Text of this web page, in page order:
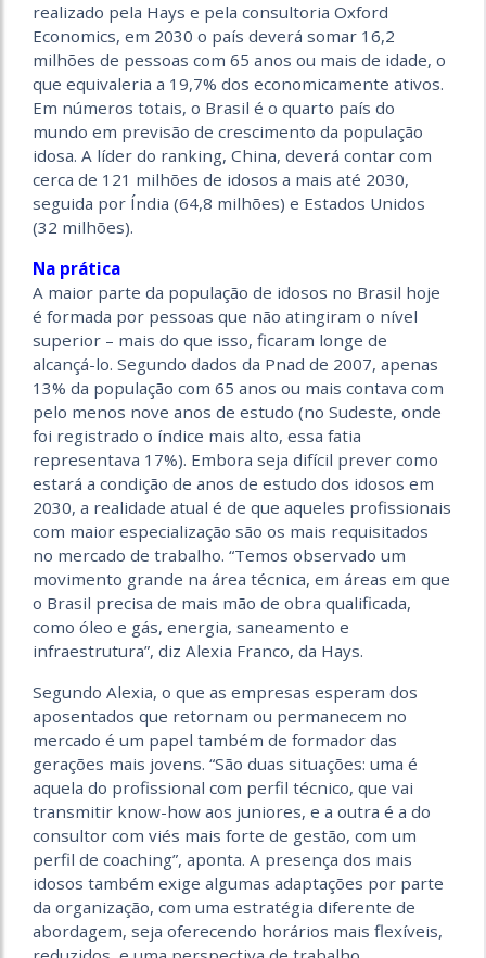
realizado pela Hays e pela consultoria Oxford
Economics, em 2030 o país deverá somar 16,2
milhões de pessoas com 65 anos ou mais de idade, o
que equivaleria a 19,7% dos economicamente ativos.
Em números totais, o Brasil é o quarto país do
mundo em previsão de crescimento da população
idosa. A líder do ranking, China, deverá contar com
cerca de 121 milhões de idosos a mais até 2030,
seguida por Índia (64,8 milhões) e Estados Unidos
(32 milhões).
Na prática
A maior parte da população de idosos no Brasil hoje
é formada por pessoas que não atingiram o nível
superior – mais do que isso, ficaram longe de
alcançá-lo. Segundo dados da Pnad de 2007, apenas
13% da população com 65 anos ou mais contava com
pelo menos nove anos de estudo (no Sudeste, onde
foi registrado o índice mais alto, essa fatia
representava 17%). Embora seja difícil prever como
estará a condição de anos de estudo dos idosos em
2030, a realidade atual é de que aqueles profissionais
com maior especialização são os mais requisitados
no mercado de trabalho. “Temos observado um
movimento grande na área técnica, em áreas em que
o Brasil precisa de mais mão de obra qualificada,
como óleo e gás, energia, saneamento e
infraestrutura”, diz Alexia Franco, da Hays.
Segundo Alexia, o que as empresas esperam dos
aposentados que retornam ou permanecem no
mercado é um papel também de formador das
gerações mais jovens. “São duas situações: uma é
aquela do profissional com perfil técnico, que vai
transmitir know-how aos juniores, e a outra é a do
consultor com viés mais forte de gestão, com um
perfil de coaching”, aponta. A presença dos mais
idosos também exige algumas adaptações por parte
da organização, com uma estratégia diferente de
abordagem, seja oferecendo horários mais flexíveis,